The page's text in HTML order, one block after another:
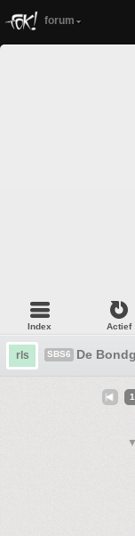
forum
Index Actief
rls SBS6 De
1